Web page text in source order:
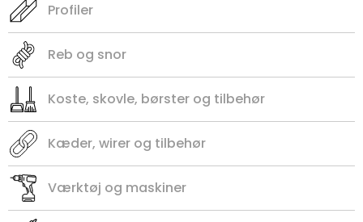
Profiler
Reb og snor
Koste, skovle, børster og tilbehør
Kæder, wirer og tilbehør
Værktøj og maskiner